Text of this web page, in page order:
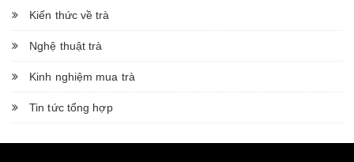
Kiến thức về trà
Nghệ thuật trà
Kinh nghiệm mua trà
Tin tức tổng hợp